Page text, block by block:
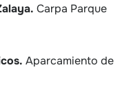
Carpa Parque
Aparcamiento de